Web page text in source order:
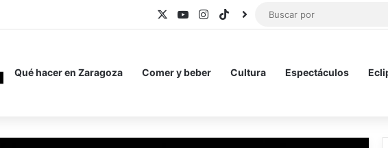
YouTubeInstagram
TikTokBlueSky
Qué hacer en Zaragoza Comer y beber Cultura Espectáculos